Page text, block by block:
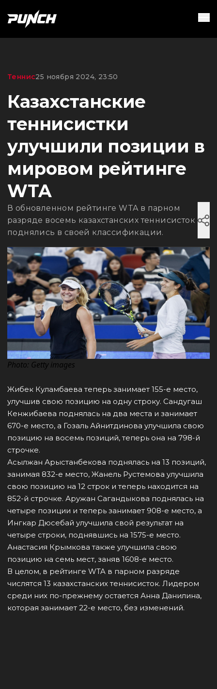
Теннис25 ноября 2024, 23:50
Казахстанские
теннисистки
улучшили позиции в
мировом рейтинге
WTA
В обновленном рейтинге WTA в парном
разряде восемь казахстанских теннисисток
поднялись в своей классификации.
Photo: Getty images
Жибек Куламбаева теперь занимает 155-е место,
улучшив свою позицию на одну строку. Сандугаш
Кенжибаева поднялась на два места и занимает
670-е место, а Гозаль Айнитдинова улучшила свою
позицию на восемь позиций, теперь она на 798-й
строчке.
Асылжан Арыстанбекова поднялась на 13 позиций,
занимая 832-е место, Жанель Рустемова улучшила
свою позицию на 12 строк и теперь находится на
852-й строчке. Аружан Сагандыкова поднялась на
четыре позиции и теперь занимает 908-е место, а
Ингкар Дюсебай улучшила свой результат на
четыре строки, поднявшись на 1575-е место.
Анастасия Крымкова также улучшила свою
позицию на семь мест, заняв 1608-е место.
В целом, в рейтинге WTA в парном разряде
числятся 13 казахстанских теннисисток. Лидером
среди них по-прежнему остается Анна Данилина,
которая занимает 22-е место, без изменений.